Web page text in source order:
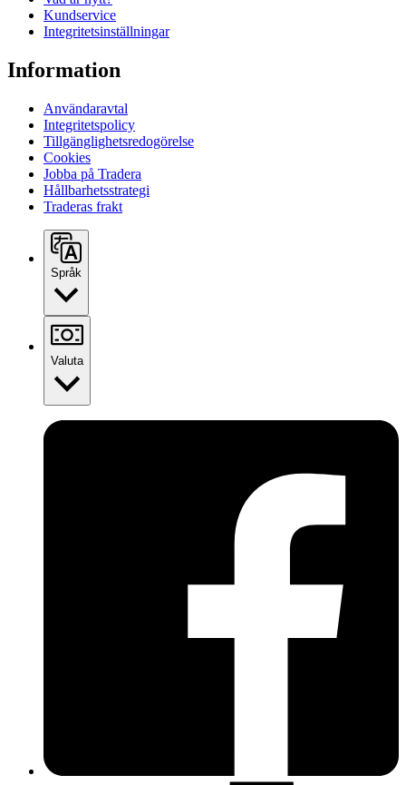
Kundservice
Integritetsinställningar
Information
Användaravtal
Integritetspolicy
Tillgänglighetsredogörelse
Cookies
Jobba på Tradera
Hållbarhetsstrategi
Traderas frakt
Språk
Valuta